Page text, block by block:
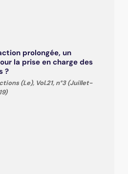
prolongée, un
la prise en charge des
?
(Le), Vol.21, n°3 (Juillet-